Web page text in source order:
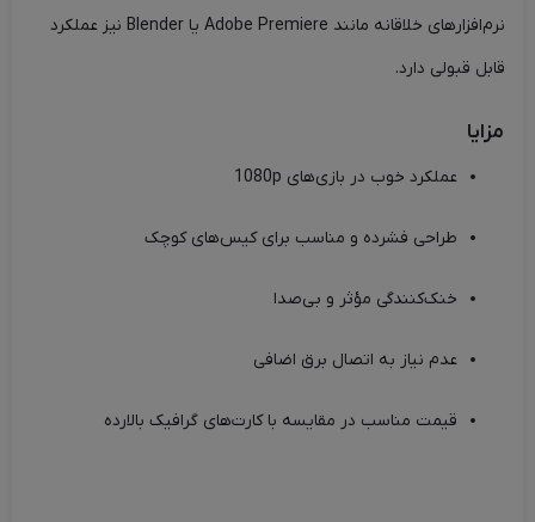
نرم‌افزارهای خلاقانه مانند Adobe Premiere یا Blender نیز عملکرد
قابل قبولی دارد.
مزایا
عملکرد خوب در بازی‌های 1080p
طراحی فشرده و مناسب برای کیس‌های کوچک
خنک‌کنندگی مؤثر و بی‌صدا
عدم نیاز به اتصال برق اضافی
قیمت مناسب در مقایسه با کارت‌های گرافیک بالارده